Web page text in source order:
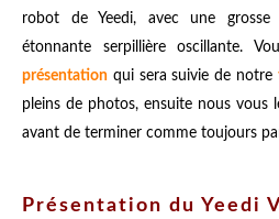
robot de Yeedi, avec une
étonnante serpillière oscillante.
présentation qui sera suivie de notre
pleins de photos, ensuite nous vous
avant de terminer comme toujours
Présentation du Yeedi